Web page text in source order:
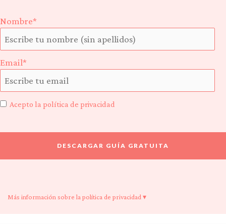
Nombre*
Email*
Acepto la política de privacidad
Más información sobre la política de privacidad ▾